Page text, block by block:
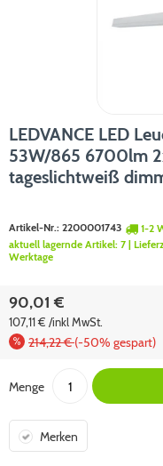
LEDVANCE LED
53W/865 6700lm
tageslichtweiß
Artikel-Nr.: 2200001743
1-2
aktuell lagernde Artikel: 7 |
Werktage
90,01 €
107,11 € /inkl MwSt.
214,22 €(-50% gespart)
Menge
Merken